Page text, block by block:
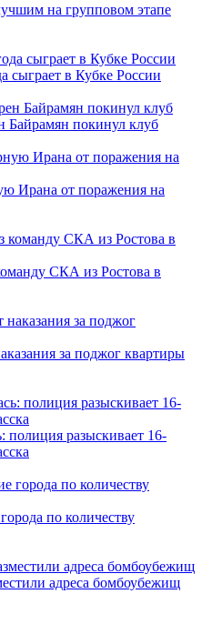
на групповом этапе
сыграет в Кубке России
Байрамян покинул клуб
Ирана от поражения на
СКА из Ростова в
за поджог квартиры
полиция разыскивает 16-
по количеству
адреса бомбоубежищ